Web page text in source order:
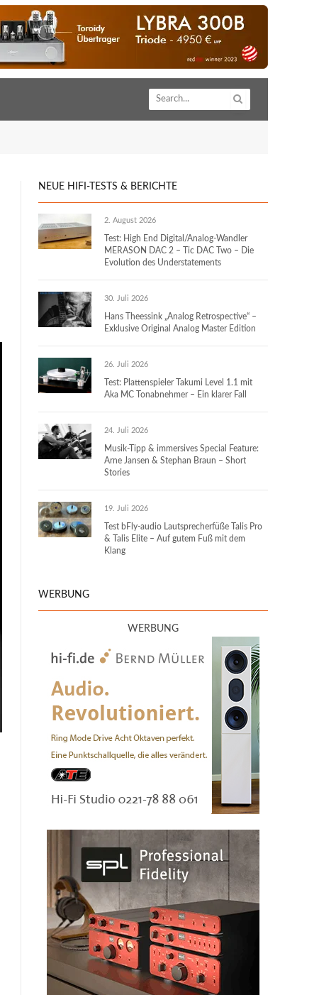
NEUE HIFI-TESTS & BERICHTE
2. August 2026
Test: High End Digital/Analog-Wandler
MERASON DAC 2 – Tic DAC Two – Die
Evolution des Understatements
30. Juli 2026
Hans Theessink „Analog Retrospective“ –
Exklusive Original Analog Master Edition
26. Juli 2026
Test: Plattenspieler Takumi Level 1.1 mit
Aka MC Tonabnehmer – Ein klarer Fall
24. Juli 2026
Musik-Tipp & immersives Special Feature:
Arne Jansen & Stephan Braun – Short
Stories
19. Juli 2026
Test bFly-audio Lautsprecherfüße Talis Pro
& Talis Elite – Auf gutem Fuß mit dem
Klang
WERBUNG
WERBUNG